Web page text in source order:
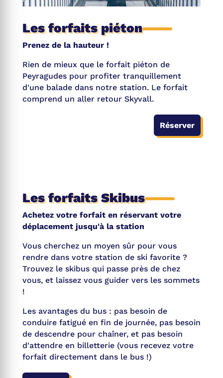
Les forfaits piéton
Prenez de la hauteur !
Rien de mieux que le forfait piéton de
Peyragudes pour profiter tranquillement
d'une balade dans notre station. Le forfait
comprend un aller retour Skyvall.
Réserver
Les forfaits Skibus
Achetez votre forfait en réservant votre
déplacement jusqu'à la station
Vous cherchez un moyen sûr pour vous
rendre dans votre station de ski favorite ?
Trouvez le skibus qui passe près de chez
vous, et laissez vous guider vers les sommets
!
Les avantages du bus : pas besoin de
conduire fatigué en fin de journée, pas besoin
de descendre pour chaîner, et pas besoin
d'attendre en billetterie (vous recevez votre
forfait directement dans le bus !)